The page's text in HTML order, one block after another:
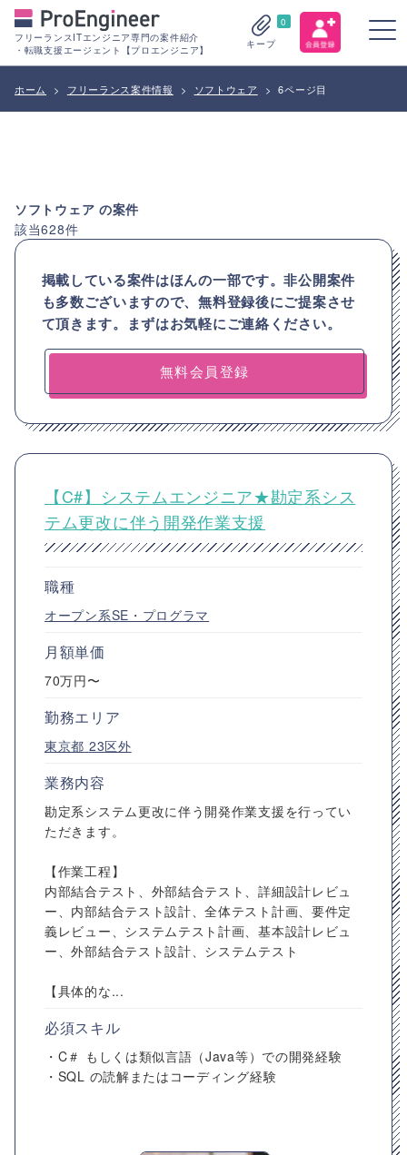
フリーランスITエンジニア専門の案件紹介
・転職支援エージェント【プロエンジニア】
0
キープ
ホーム > フリーランス案件情報 > ソフトウェア > 6ページ目
ソフトウェア の案件
該当628件
掲載している案件はほんの一部です。非公開案件
も多数ございますので、無料登録後にご提案させ
て頂きます。まずはお気軽にご連絡ください。
無料会員登録
【C#】システムエンジニア★勘定系シス
テム更改に伴う開発作業支援
職種
オープン系SE・プログラマ
月額単価
70万円〜
勤務エリア
東京都 23区外
業務内容
勘定系システム更改に伴う開発作業支援を行ってい
ただきます。
【作業工程】
内部結合テスト、外部結合テスト、詳細設計レビュ
ー、内部結合テスト設計、全体テスト計画、要件定
義レビュー、システムテスト計画、基本設計レビュ
ー、外部結合テスト設計、システムテスト
【具体的な...
必須スキル
・C＃ もしくは類似言語（Java等）での開発経験
・SQL の読解またはコーディング経験